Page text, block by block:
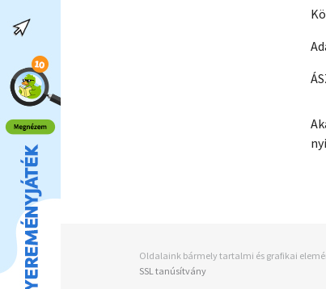
Oldalaink bármely tartalmi és grafikai
SSL tanúsítvány